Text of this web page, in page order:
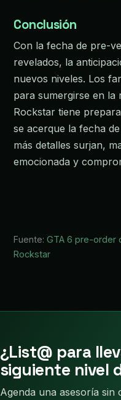
Conclusión
Con la fecha de pre-
revelados, la
nuevos niveles. Los
para sumergirse en la
Rockstar tiene
se acerque la fecha
más detalles surjan,
emocionada y
Fuente: GTA 6 pre-order
Rockstar
¿List@ para
siguiente nivel
Agenda una asesoría sin